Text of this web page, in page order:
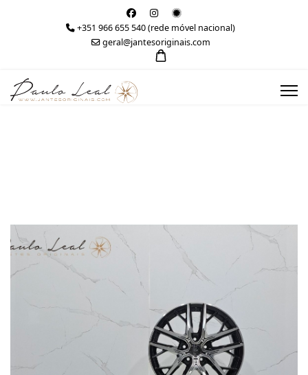
+351 966 655 540 (rede móvel nacional)
geral@jantesoriginais.com